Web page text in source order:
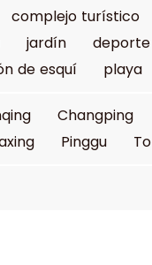
complejo turístico
jardín deporte
de esquí playa
Changping
Pinggu